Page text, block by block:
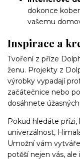
dokonce
vašemu
Inspirace a
Tvoření z příze
ženu. Projekty z
výrobky vypadají
začátečnice nebo
dosáhnete
Pokud hledáte
univerzálnost,
Umožní vám
potěší nejen vás, ale